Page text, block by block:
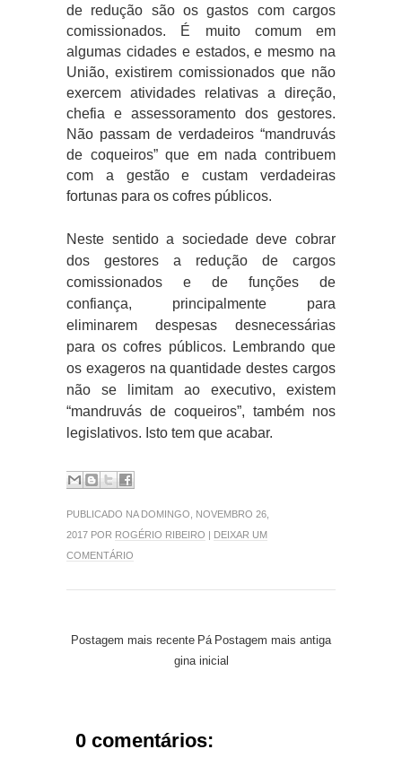
de redução são os gastos com cargos
comissionados. É muito comum em
algumas cidades e estados, e mesmo na
União, existirem comissionados que não
exercem atividades relativas a direção,
chefia e assessoramento dos gestores.
Não passam de verdadeiros “mandruvás
de coqueiros” que em nada contribuem
com a gestão e custam verdadeiras
fortunas para os cofres públicos.
Neste sentido a sociedade deve cobrar
dos gestores a redução de cargos
comissionados e de funções de
confiança, principalmente para
eliminarem despesas desnecessárias
para os cofres públicos. Lembrando que
os exageros na quantidade destes cargos
não se limitam ao executivo, existem
“mandruvás de coqueiros”, também nos
legislativos. Isto tem que acabar.
PUBLICADO NA DOMINGO, NOVEMBRO 26,
2017 POR ROGÉRIO RIBEIRO | DEIXAR UM
COMENTÁRIO
Postagem mais recente Postagem mais antiga
Pá
gina inicial
0 comentários: